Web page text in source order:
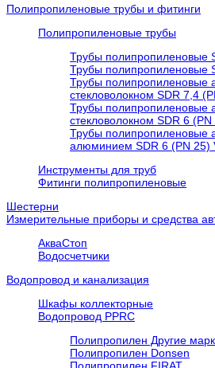
Полипропиленовые трубы и фитинги
Полипропиленовые трубы
Трубы полипропиленовые
Трубы полипропиленовые
Трубы полипропиленовые
стекловолокном SDR 7,4
Трубы полипропиленовые
стекловолокном SDR 6
Трубы полипропиленовые
алюминием SDR 6 (PN 25)
Инструменты для труб
Фитинги полипропиленовые
Шестерни
Измерительные приборы и средства
АкваСтоп
Водосчетчики
Водопровод и канализация
Шкафы коллекторные
Водопровод PPRC
Полипропилен Другие
Полипропилен Donsen